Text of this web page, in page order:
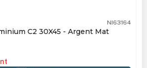
NI63164
C2 30X45 - Argent Mat